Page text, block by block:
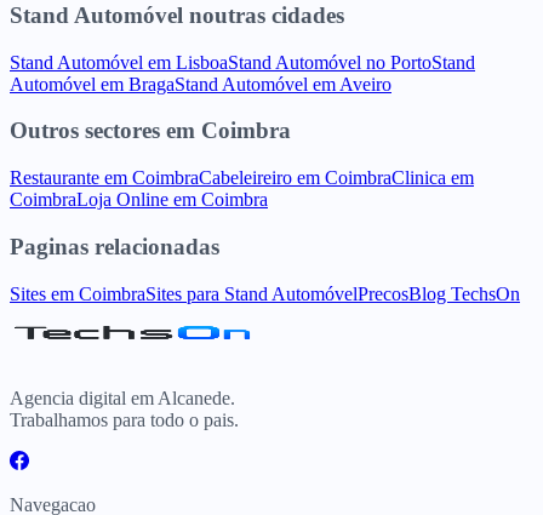
Stand Automóvel noutras cidades
Stand Automóvel em LisboaStand Automóvel no PortoStand
Automóvel em BragaStand Automóvel em Aveiro
Outros sectores em Coimbra
Restaurante em CoimbraCabeleireiro em CoimbraClinica em
CoimbraLoja Online em Coimbra
Paginas relacionadas
Sites em CoimbraSites para Stand AutomóvelPrecosBlog TechsOn
Agencia digital em Alcanede.
Trabalhamos para todo o pais.
Navegacao